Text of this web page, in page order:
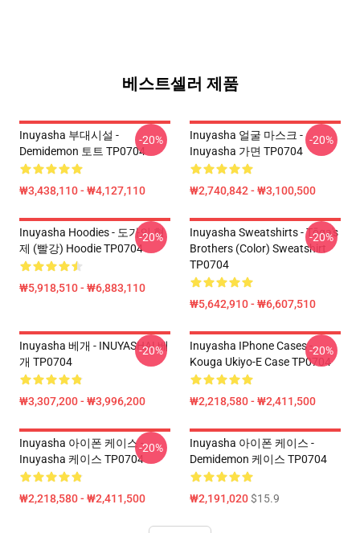
베스트셀러 제품
Inuyasha 부대시설 -
Demidemon 토트 TP0704
₩3,438,110 - ₩4,127,110
-20%
Inuyasha 얼굴 마스크 -
Inuyasha 가면 TP0704
₩2,740,842 - ₩3,100,500
-20%
Inuyasha Hoodies - 도가의 형
제 (빨강) Hoodie TP0704
₩5,918,510 - ₩6,883,110
-20%
Inuyasha Sweatshirts - Tōga's
Brothers (color) Sweatshirt
TP0704
₩5,642,910 - ₩6,607,510
-20%
Inuyasha 베개 - INUYASHA! 베
개 TP0704
₩3,307,200 - ₩3,996,200
-20%
Inuyasha IPhone Cases -
Kouga Ukiyo-E Case TP0704
₩2,218,580 - ₩2,411,500
-20%
Inuyasha 아이폰 케이스 -
Inuyasha 케이스 TP0704
₩2,218,580 - ₩2,411,500
-20%
Inuyasha 아이폰 케이스 -
Demidemon 케이스 TP0704
₩2,191,020$15.9